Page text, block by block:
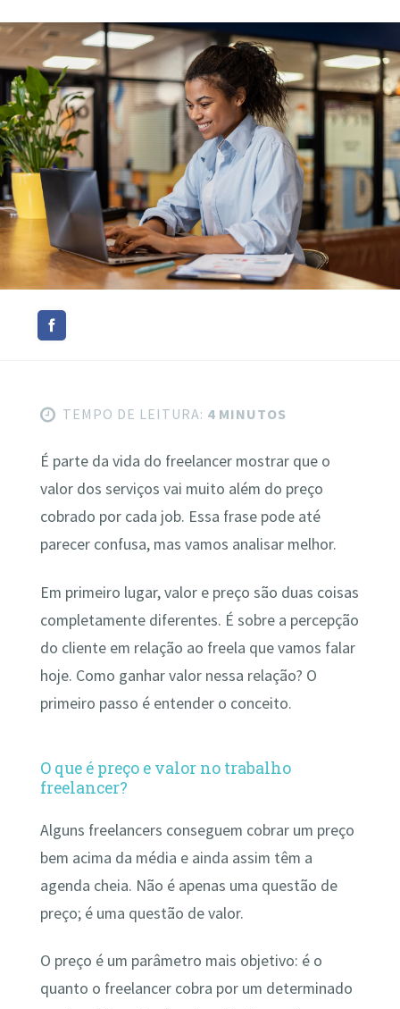
TEMPO DE LEITURA: 4 MINUTOS
É parte da vida do freelancer mostrar que o
valor dos serviços vai muito além do preço
cobrado por cada job. Essa frase pode até
parecer confusa, mas vamos analisar melhor.
Em primeiro lugar, valor e preço são duas coisas
completamente diferentes. É sobre a percepção
do cliente em relação ao freela que vamos falar
hoje. Como ganhar valor nessa relação? O
primeiro passo é entender o conceito.
O que é preço e valor no trabalho
freelancer?
Alguns freelancers conseguem cobrar um preço
bem acima da média e ainda assim têm a
agenda cheia. Não é apenas uma questão de
preço; é uma questão de valor.
O preço é um parâmetro mais objetivo: é o
quanto o freelancer cobra por um determinado